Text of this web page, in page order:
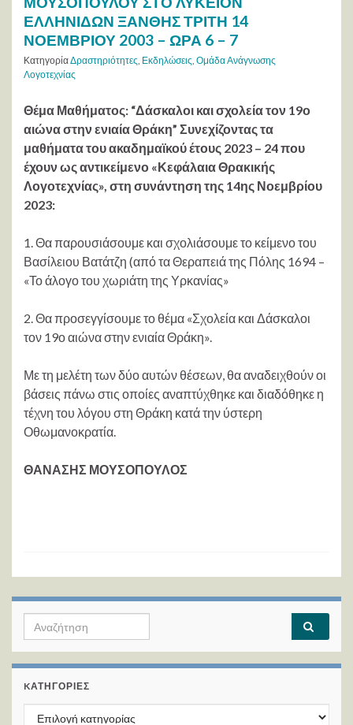
ΕΛΛΗΝΙΔΩΝ ΞΑΝΘΗΣ ΤΡΙΤΗ 14
ΝΟΕΜΒΡΙΟΥ 2003 – ΩΡΑ 6 – 7
ΚατηγορίαΔραστηριότητες, Εκδηλώσεις, Ομάδα Ανάγνωσης
Λογοτεχνίας
Θέμα Μαθήματος: “Δάσκαλοι και σχολεία τον 19ο
αιώνα στην ενιαία Θράκη” Συνεχίζοντας τα
μαθήματα του ακαδημαϊκού έτους 2023 – 24 που
έχουν ως αντικείμενο «Κεφάλαια Θρακικής
Λογοτεχνίας», στη συνάντηση της 14ης Νοεμβρίου
2023:
1. Θα παρουσιάσουμε και σχολιάσουμε το κείμενο του
Βασίλειου Βατάτζη (από τα Θεραπειά της Πόλης 1694 –
«Το άλογο του χωριάτη της Υρκανίας»
2. Θα προσεγγίσουμε το θέμα «Σχολεία και Δάσκαλοι
τον 19ο αιώνα στην ενιαία Θράκη».
Με τη μελέτη των δύο αυτών θέσεων, θα αναδειχθούν οι
βάσεις πάνω στις οποίες αναπτύχθηκε και διαδόθηκε η
τέχνη του λόγου στη Θράκη κατά την ύστερη
Οθωμανοκρατία.
ΘΑΝΑΣΗΣ ΜΟΥΣΟΠΟΥΛΟΣ
Search for:
KΑΤΗΓΟΡΊΕΣ
Kατηγορίες